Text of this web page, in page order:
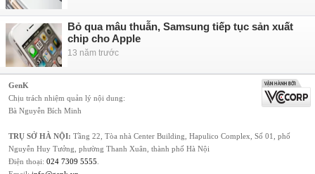
Bỏ qua mâu thuẫn, Samsung tiếp tục sản xuất
chip cho Apple
13 năm trước
GenK
Chịu trách nhiệm quản lý nội dung:
Bà Nguyễn Bích Minh
TRỤ SỞ HÀ NỘI: Tầng 22, Tòa nhà Center Building, Hapulico Complex, Số 01, phố
Nguyễn Huy Tưởng, phường Thanh Xuân, thành phố Hà Nội
Điện thoại: 024 7309 5555